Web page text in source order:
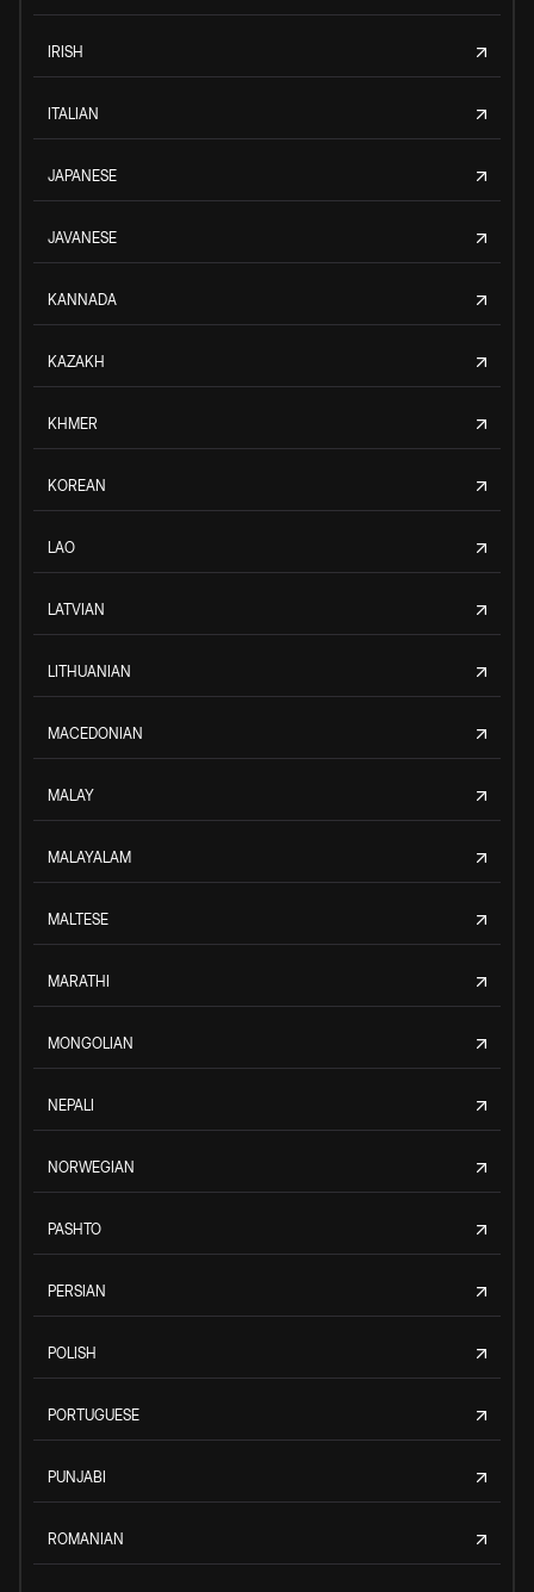
IRISH
ITALIAN
JAPANESE
JAVANESE
KANNADA
KAZAKH
KHMER
KOREAN
LAO
LATVIAN
LITHUANIAN
MACEDONIAN
MALAY
MALAYALAM
MALTESE
MARATHI
MONGOLIAN
NEPALI
NORWEGIAN
PASHTO
PERSIAN
POLISH
PORTUGUESE
PUNJABI
ROMANIAN